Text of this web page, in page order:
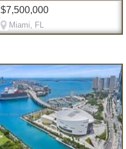
$7,500,000
Miami, FL